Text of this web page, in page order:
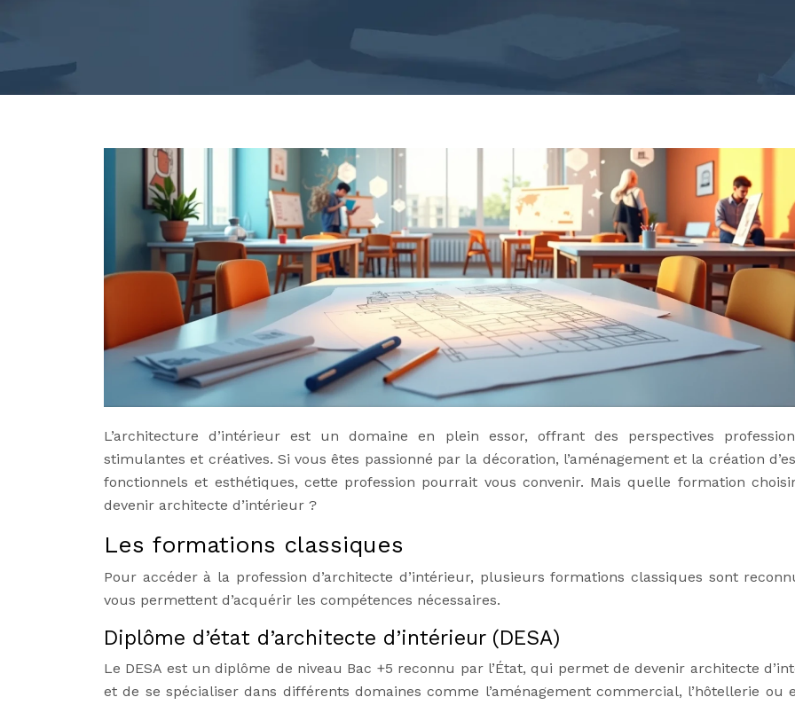
L’architecture d’intérieur est un domaine en plein essor, offrant des perspectives
stimulantes et créatives. Si vous êtes passionné par la décoration, l’aménagement et la création
fonctionnels et esthétiques, cette profession pourrait vous convenir. Mais quelle formation
devenir architecte d’intérieur ?
Les formations classiques
Pour accéder à la profession d’architecte d’intérieur, plusieurs formations classiques sont
vous permettent d’acquérir les compétences nécessaires.
Diplôme d’état d’architecte d’intérieur (DESA)
Le DESA est un diplôme de niveau Bac +5 reconnu par l’État, qui permet de devenir architecte
et de se spécialiser dans différents domaines comme l’aménagement commercial, l’hôtellerie ou